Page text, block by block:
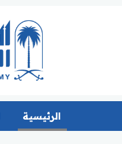
الرئيسية